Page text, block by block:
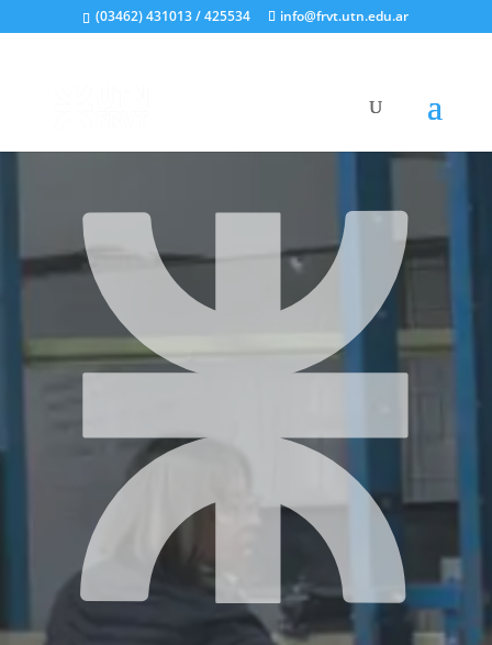
(03462) 431013 / 425534 info@frvt.utn.edu.ar